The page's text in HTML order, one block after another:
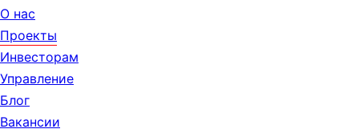
О нас
Проекты
Инвесторам
Управление
Блог
Вакансии